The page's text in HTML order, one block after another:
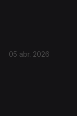
05 abr. 2026